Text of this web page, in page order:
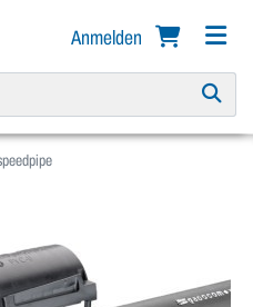
Anmelden